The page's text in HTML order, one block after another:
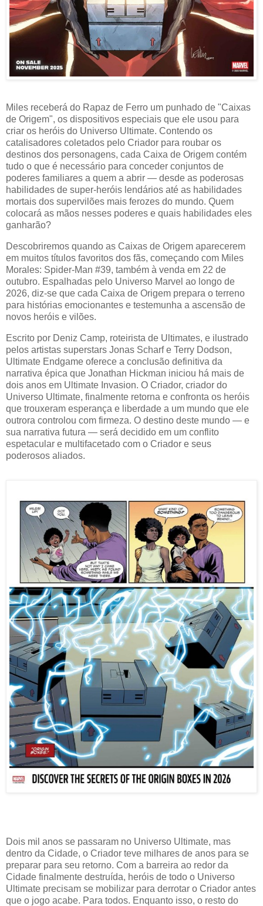
Miles receberá do Rapaz de Ferro um punhado de "Caixas
de Origem", os dispositivos especiais que ele usou para
criar os heróis do Universo Ultimate. Contendo os
catalisadores coletados pelo Criador para roubar os
destinos dos personagens, cada Caixa de Origem contém
tudo o que é necessário para conceder conjuntos de
poderes familiares a quem a abrir — desde as poderosas
habilidades de super-heróis lendários até as habilidades
mortais dos supervilões mais ferozes do mundo. Quem
colocará as mãos nesses poderes e quais habilidades eles
ganharão?
Descobriremos quando as Caixas de Origem aparecerem
em muitos títulos favoritos dos fãs, começando com Miles
Morales: Spider-Man #39, também à venda em 22 de
outubro. Espalhadas pelo Universo Marvel ao longo de
2026, diz-se que cada Caixa de Origem prepara o terreno
para histórias emocionantes e testemunha a ascensão de
novos heróis e vilões.
Escrito por Deniz Camp, roteirista de Ultimates, e ilustrado
pelos artistas superstars Jonas Scharf e Terry Dodson,
Ultimate Endgame oferece a conclusão definitiva da
narrativa épica que Jonathan Hickman iniciou há mais de
dois anos em Ultimate Invasion. O Criador, criador do
Universo Ultimate, finalmente retorna e confronta os heróis
que trouxeram esperança e liberdade a um mundo que ele
outrora controlou com firmeza. O destino deste mundo — e
sua narrativa futura — será decidido em um conflito
espetacular e multifacetado com o Criador e seus
poderosos aliados.
Dois mil anos se passaram no Universo Ultimate, mas
dentro da Cidade, o Criador teve milhares de anos para se
preparar para seu retorno. Com a barreira ao redor da
Cidade finalmente destruída, heróis de todo o Universo
Ultimate precisam se mobilizar para derrotar o Criador antes
que o jogo acabe. Para todos. Enquanto isso, o resto do